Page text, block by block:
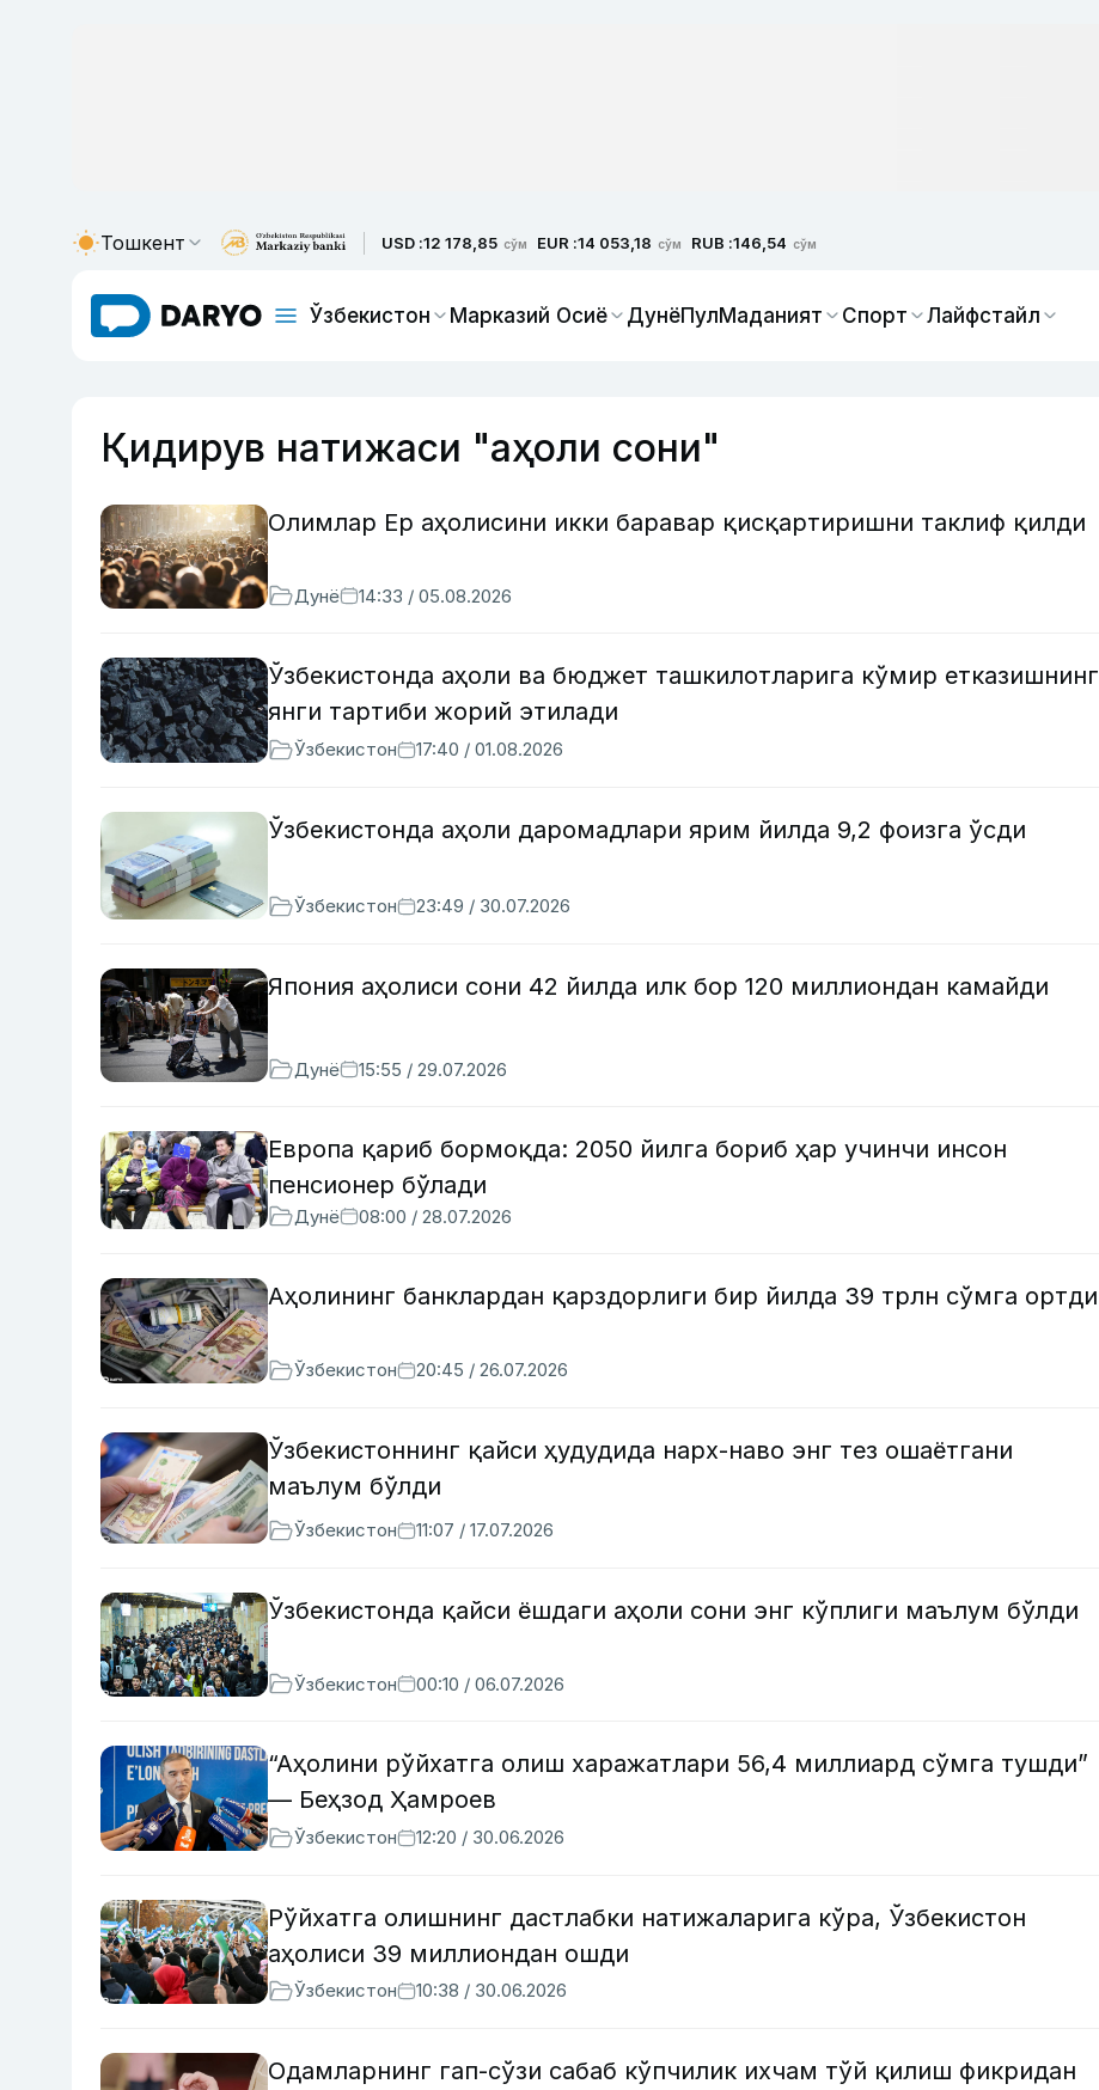
Тошкент USD :12 178,85 сўм EUR :14 053,18 сўм RUB :146,54 сўм
Ўзбекистон Марказий Осиё ДунёПулМаданият Спорт Лайфстайл
Қидирув натижаси "аҳоли сони"
Олимлар Ер аҳолисини икки баравар қисқартиришни таклиф қилди
Дунё 14:33 / 05.08.2026
Ўзбекистонда аҳоли ва бюджет ташкилотларига кўмир етказишнинг
янги тартиби жорий этилади
Ўзбекистон 17:40 / 01.08.2026
Ўзбекистонда аҳоли даромадлари ярим йилда 9,2 фоизга ўсди
Ўзбекистон 23:49 / 30.07.2026
Япония аҳолиси сони 42 йилда илк бор 120 миллиондан камайди
Дунё 15:55 / 29.07.2026
Европа қариб бормоқда: 2050 йилга бориб ҳар учинчи инсон
пенсионер бўлади
Дунё 08:00 / 28.07.2026
Аҳолининг банклардан қарздорлиги бир йилда 39 трлн сўмга ортди
Ўзбекистон 20:45 / 26.07.2026
Ўзбекистоннинг қайси ҳудудида нарх-наво энг тез ошаётгани
маълум бўлди
Ўзбекистон 11:07 / 17.07.2026
Ўзбекистонда қайси ёшдаги аҳоли сони энг кўплиги маълум бўлди
Ўзбекистон 00:10 / 06.07.2026
“Аҳолини рўйхатга олиш харажатлари 56,4 миллиард сўмга тушди”
— Беҳзод Ҳамроев
Ўзбекистон 12:20 / 30.06.2026
Рўйхатга олишнинг дастлабки натижаларига кўра, Ўзбекистон
аҳолиси 39 миллиондан ошди
Ўзбекистон 10:38 / 30.06.2026
Одамларнинг гап-сўзи сабаб кўпчилик ихчам тўй қилиш фикридан